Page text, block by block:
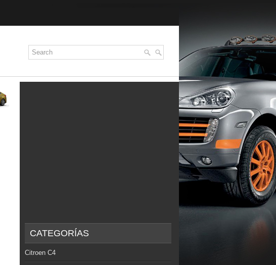
CATEGORÍAS
Citroen C4